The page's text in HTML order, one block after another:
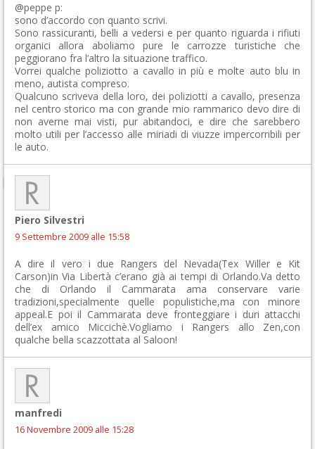
@peppe p:
sono d’accordo con quanto scrivi.
Sono rassicuranti, belli a vedersi e per quanto riguarda i rifiuti
organici allora aboliamo pure le carrozze turistiche che
peggiorano fra l’altro la situazione traffico.
Vorrei qualche poliziotto a cavallo in più e molte auto blu in
meno, autista compreso.
Qualcuno scriveva della loro, dei poliziotti a cavallo, presenza
nel centro storico ma con grande mio rammarico devo dire di
non averne mai visti, pur abitandoci, e dire che sarebbero
molto utili per l’accesso alle miriadi di viuzze impercorribili per
le auto.
Piero Silvestri
9 Settembre 2009 alle 15:58
A dire il vero i due Rangers del Nevada(Tex Willer e Kit
Carson)in Via Libertà c’erano già ai tempi di Orlando.Va detto
che di Orlando il Cammarata ama conservare varie
tradizioni,specialmente quelle populistiche,ma con minore
appeal.E poi il Cammarata deve fronteggiare i duri attacchi
dell’ex amico Miccichè.Vogliamo i Rangers allo Zen,con
qualche bella scazzottata al Saloon!
manfredi
16 Novembre 2009 alle 15:28